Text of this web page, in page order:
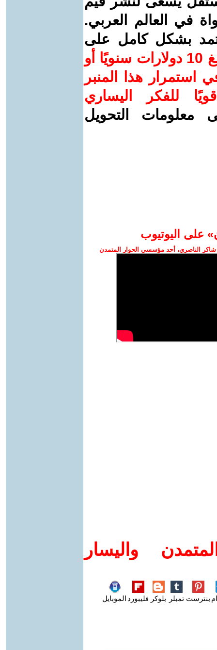
في العالم العربي.
بشكل كامل على
ساهم/ي معنا! بدعمكم بمبلغ 10 دولارات سنويًا أو
استمرار هذا المنبر
للفكر اليساري
معلومات التحويل
على اليوتيوب
الناصري، أحد مؤسسي الحوار المتمدن
واليسار
بنترست تمبلر بلوكر فليبورد الموبايل